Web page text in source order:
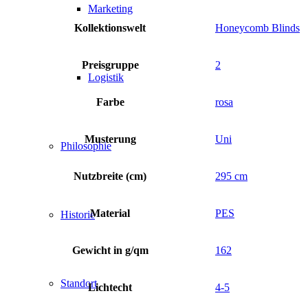
Marketing
Logistik
Philosophie
Historie
Standort
Kollektionswelt Honeycomb Blinds
Preisgruppe 2
Farbe rosa
Musterung Uni
Nutzbreite (cm) 295 cm
Material PES
Gewicht in g/qm 162
Lichtecht 4-5